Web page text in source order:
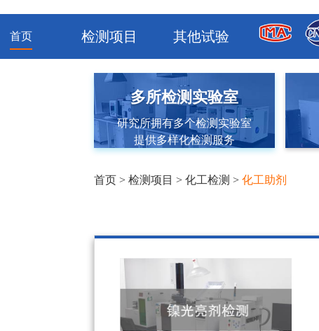
首页 检测项目 其他试验
多所检测实验室
研究所拥有多个检测实验室
提供多样化检测服务
首页 >检测项目 >化工检测 >化工助剂